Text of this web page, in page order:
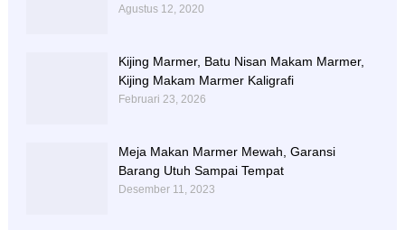
Agustus 12, 2020
Kijing Marmer, Batu Nisan Makam Marmer,
Kijing Makam Marmer Kaligrafi
Februari 23, 2026
Meja Makan Marmer Mewah, Garansi
Barang Utuh Sampai Tempat
Desember 11, 2023